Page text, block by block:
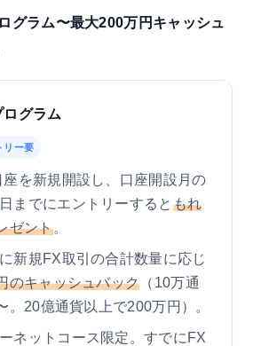
グラム〜最大200万円キャッシュ
ログラム
リー要
座を新規開設し、口座開設月の
までにエントリーすると もれ
ゼント。
新規FX取引の合計数量に応じ
のキャッシュバック （10万通
。20億通貨以上で200万円）。
ネットコース限定。すでにFX